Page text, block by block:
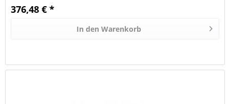
376,48 € *
In den Warenkorb